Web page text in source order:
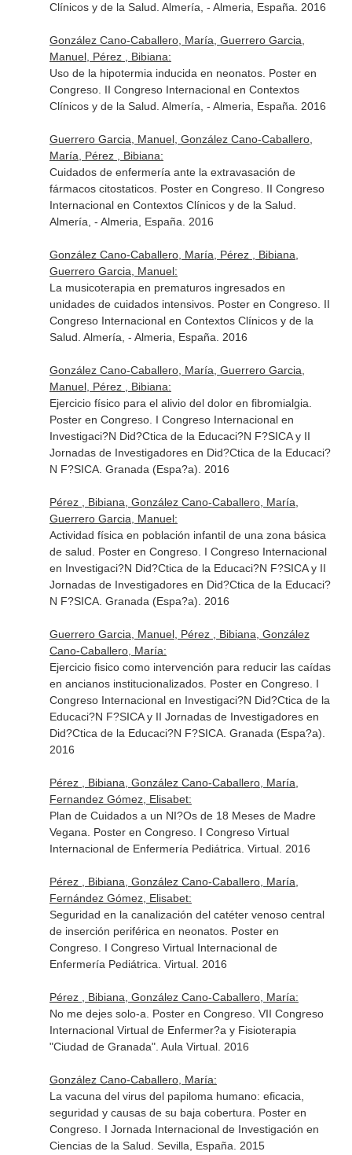
Clínicos y de la Salud. Almería, - Almeria, España. 2016
González Cano-Caballero, María, Guerrero Garcia,
Manuel, Pérez , Bibiana:
Uso de la hipotermia inducida en neonatos. Poster en
Congreso. II Congreso Internacional en Contextos
Clínicos y de la Salud. Almería, - Almeria, España. 2016
Guerrero Garcia, Manuel, González Cano-Caballero,
María, Pérez , Bibiana:
Cuidados de enfermería ante la extravasación de
fármacos citostaticos. Poster en Congreso. II Congreso
Internacional en Contextos Clínicos y de la Salud.
Almería, - Almeria, España. 2016
González Cano-Caballero, María, Pérez , Bibiana,
Guerrero Garcia, Manuel:
La musicoterapia en prematuros ingresados en
unidades de cuidados intensivos. Poster en Congreso. II
Congreso Internacional en Contextos Clínicos y de la
Salud. Almería, - Almeria, España. 2016
González Cano-Caballero, María, Guerrero Garcia,
Manuel, Pérez , Bibiana:
Ejercicio físico para el alivio del dolor en fibromialgia.
Poster en Congreso. I Congreso Internacional en
Investigaci?N Did?Ctica de la Educaci?N F?SICA y II
Jornadas de Investigadores en Did?Ctica de la Educaci?
N F?SICA. Granada (Espa?a). 2016
Pérez , Bibiana, González Cano-Caballero, María,
Guerrero Garcia, Manuel:
Actividad física en población infantil de una zona básica
de salud. Poster en Congreso. I Congreso Internacional
en Investigaci?N Did?Ctica de la Educaci?N F?SICA y II
Jornadas de Investigadores en Did?Ctica de la Educaci?
N F?SICA. Granada (Espa?a). 2016
Guerrero Garcia, Manuel, Pérez , Bibiana, González
Cano-Caballero, María:
Ejercicio fisico como intervención para reducir las caídas
en ancianos institucionalizados. Poster en Congreso. I
Congreso Internacional en Investigaci?N Did?Ctica de la
Educaci?N F?SICA y II Jornadas de Investigadores en
Did?Ctica de la Educaci?N F?SICA. Granada (Espa?a).
2016
Pérez , Bibiana, González Cano-Caballero, María,
Fernandez Gómez, Elisabet:
Plan de Cuidados a un NI?Os de 18 Meses de Madre
Vegana. Poster en Congreso. I Congreso Virtual
Internacional de Enfermería Pediátrica. Virtual. 2016
Pérez , Bibiana, González Cano-Caballero, María,
Fernández Gómez, Elisabet:
Seguridad en la canalización del catéter venoso central
de inserción periférica en neonatos. Poster en
Congreso. I Congreso Virtual Internacional de
Enfermería Pediátrica. Virtual. 2016
Pérez , Bibiana, González Cano-Caballero, María:
No me dejes solo-a. Poster en Congreso. VII Congreso
Internacional Virtual de Enfermer?a y Fisioterapia
"Ciudad de Granada". Aula Virtual. 2016
González Cano-Caballero, María:
La vacuna del virus del papiloma humano: eficacia,
seguridad y causas de su baja cobertura. Poster en
Congreso. I Jornada Internacional de Investigación en
Ciencias de la Salud. Sevilla, España. 2015